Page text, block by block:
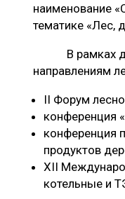
наименование
тематике «Лес,
В рамках
направлениям
II Форум
конференция
конференция
продуктов
XII
котельные и